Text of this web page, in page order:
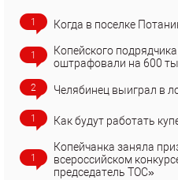
1 Когда в поселке
1
Копейского
оштрафовали на 600
2 Челябинец выиграл в
1 Как будут работать
1
Копейчанка заняла
всероссийском
председатель ТОС»